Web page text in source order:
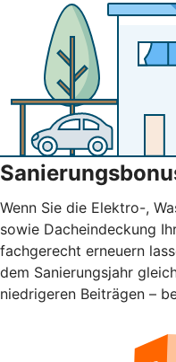
Wenn Sie die Elektro-,
sowie Dacheindeckung
fachgerecht erneuern
dem Sanierungsjahr
niedrigeren Beiträgen –